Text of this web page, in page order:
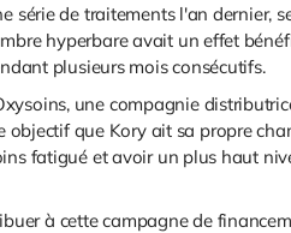
série de traitements l'an dernier,
hyperbare avait un effet
plusieurs mois consécutifs.
une compagnie
objectif que Kory ait sa propre
fatigué et avoir un plus haut
à cette campagne de